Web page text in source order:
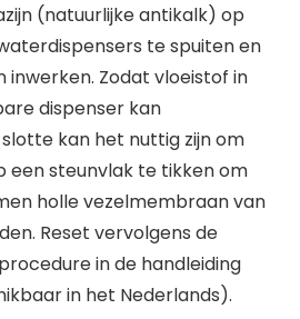
(natuurlijke antikalk) op
te spuiten en
inwerken. Zodat vloeistof in
dispenser kan
kan het nuttig zijn om
een steunvlak te tikken om
holle vezelmembraan van
Reset vervolgens de
in de handleiding
in het Nederlands).